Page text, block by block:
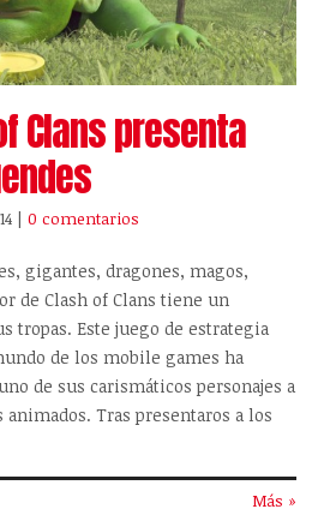
Clans presenta
|0 comentarios
gigantes, dragones, magos,
de Clash of Clans tiene un
tropas. Este juego de estrategia
de los mobile games ha
de sus carismáticos personajes a
Tras presentaros a los
Más »